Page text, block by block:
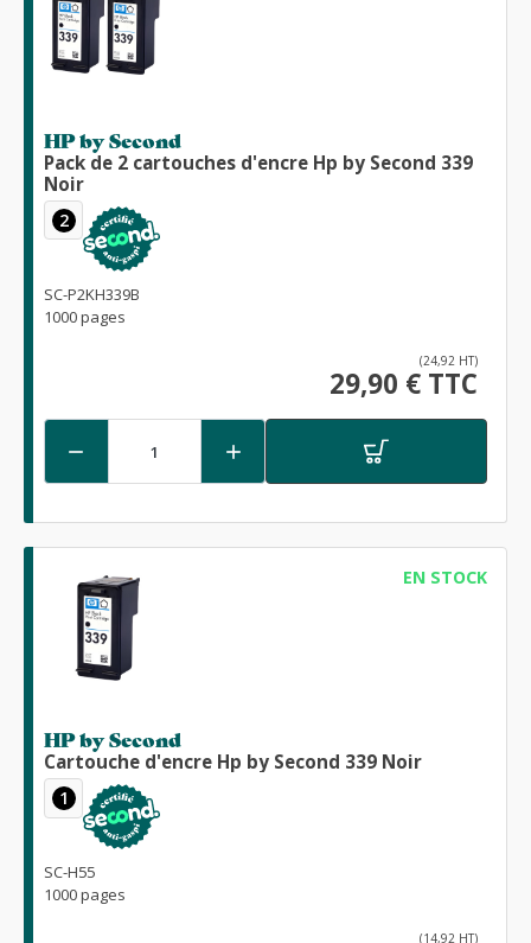
HP by Second
Pack de 2 cartouches d'encre Hp by Second 339
Noir
2
SC-P2KH339B
1000 pages
(24,92 HT)
29,90 € TTC
 
EN STOCK
HP by Second
Cartouche d'encre Hp by Second 339 Noir
1
SC-H55
1000 pages
(14,92 HT)